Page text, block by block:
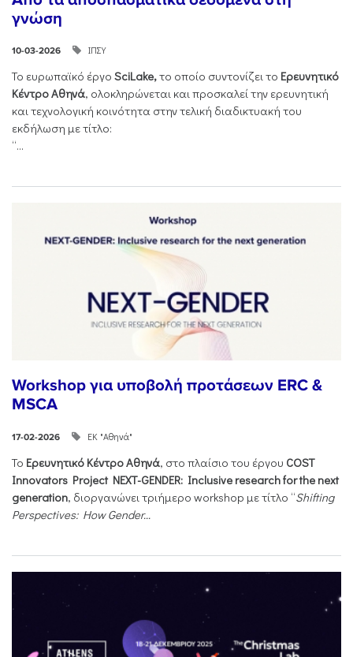
γνώση
10-03-2026 ΙΠΣΥ
Το ευρωπαϊκό έργο SciLake,το οποίο συντονίζει το Ερευνητικό
Κέντρο Αθηνά, ολοκληρώνεται και προσκαλεί την ερευνητική
και τεχνολογική κοινότητα στην τελική διαδικτυακή του
εκδήλωση με τίτλο:
“...
Workshop για υποβολή προτάσεων ERC &
MSCA
17-02-2026 ΕΚ "Αθηνά"
Το Ερευνητικό Κέντρο Αθηνά, στο πλαίσιο του έργου COST
Innovators Project NEXT-GENDER: Inclusive research for the next
generation, διοργανώνει τριήμερο workshop με τίτλο “Shifting
Perspectives: How Gender...